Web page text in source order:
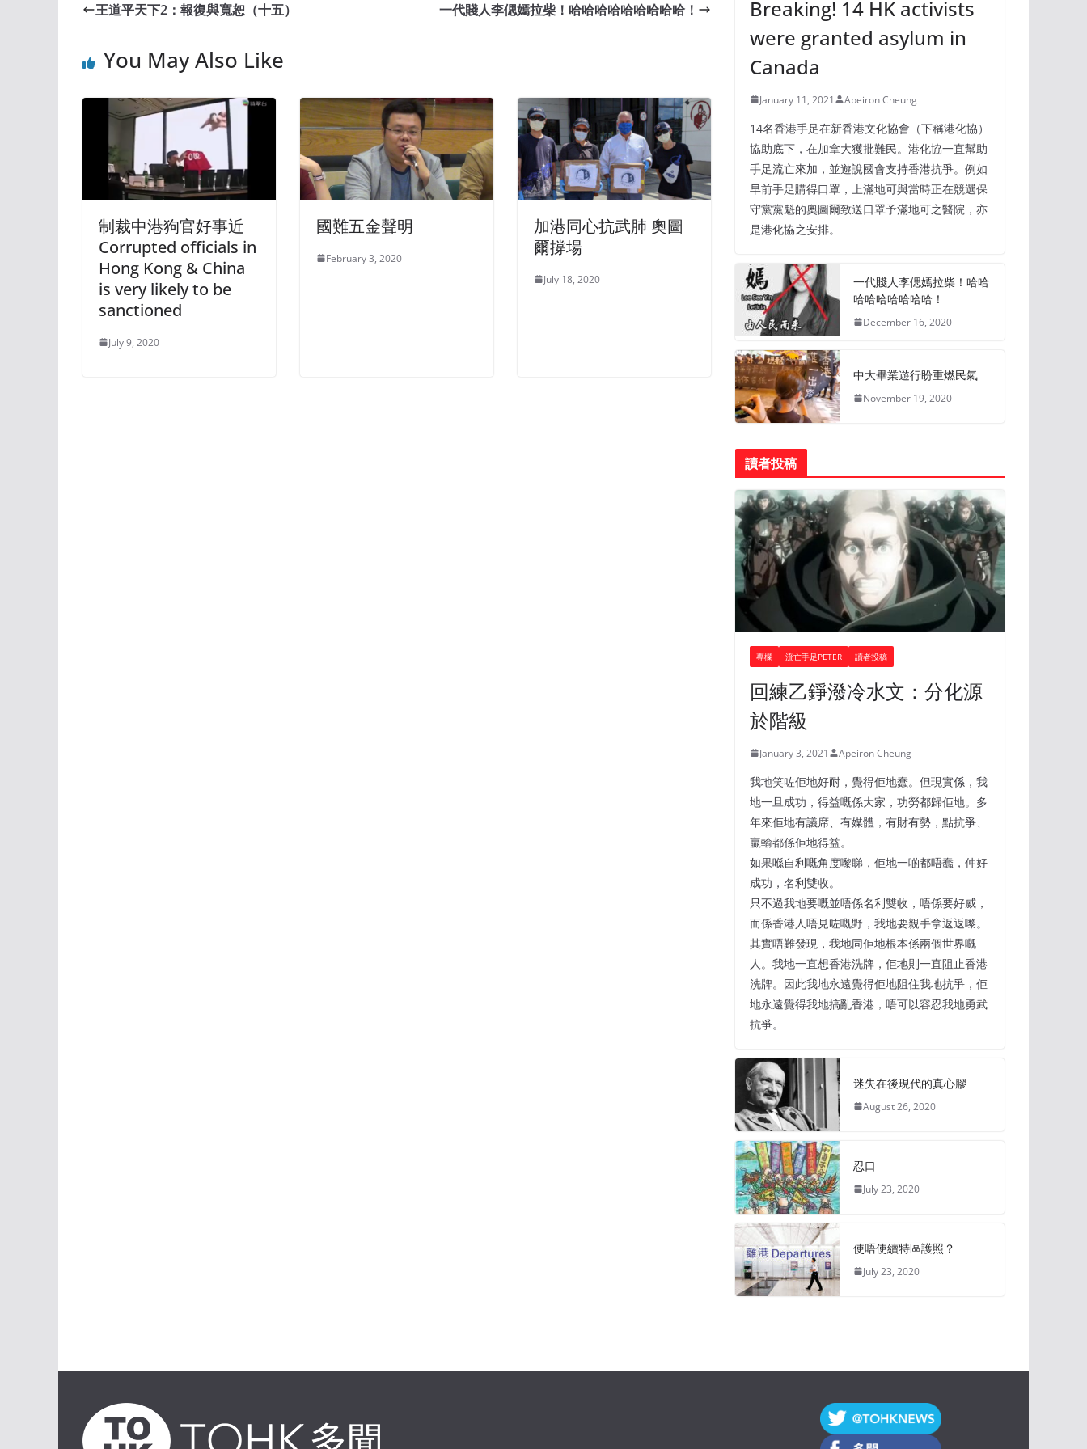
王道平天下2：報復與寬恕（十五） 一代賤人李偲嫣拉柴！哈哈哈哈哈哈哈哈哈！
You May Also Like
制裁中港狗官好事近
Corrupted officials in
Hong Kong & China
is very likely to be
sanctioned
July 9, 2020
國難五金聲明
February 3, 2020
加港同心抗武肺 奧圖
爾撐場
July 18, 2020
Breaking! 14 HK activists
were granted asylum in
Canada
January 11, 2021 Apeiron Cheung
14名香港手足在新香港文化協會（下稱港化協）
協助底下，在加拿大獲批難民。港化協一直幫助
手足流亡來加，並遊說國會支持香港抗爭。例如
早前手足購得口罩，上滿地可與當時正在競選保
守黨黨魁的奧圖爾致送口罩予滿地可之醫院，亦
是港化協之安排。
一代賤人李偲嫣拉柴！哈哈
哈哈哈哈哈哈哈！
December 16, 2020
中大畢業遊行盼重燃民氣
November 19, 2020
讀者投稿
專欄 流亡手足PETER 讀者投稿
回練乙錚潑冷水文：分化源
於階級
January 3, 2021 Apeiron Cheung
我地笑咗佢地好耐，覺得佢地蠢。但現實係，我
地一旦成功，得益嘅係大家，功勞都歸佢地。多
年來佢地有議席、有媒體，有財有勢，點抗爭、
贏輸都係佢地得益。
如果喺自利嘅角度嚟睇，佢地一啲都唔蠢，仲好
成功，名利雙收。
只不過我地要嘅並唔係名利雙收，唔係要好威，
而係香港人唔見咗嘅野，我地要親手拿返返嚟。
其實唔難發現，我地同佢地根本係兩個世界嘅
人。我地一直想香港洗牌，佢地則一直阻止香港
洗牌。因此我地永遠覺得佢地阻住我地抗爭，佢
地永遠覺得我地搞亂香港，唔可以容忍我地勇武
抗爭。
迷失在後現代的真心膠
August 26, 2020
忍口
July 23, 2020
使唔使續特區護照？
July 23, 2020